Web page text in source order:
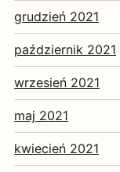
grudzień 2021
październik 2021
wrzesień 2021
maj 2021
kwiecień 2021